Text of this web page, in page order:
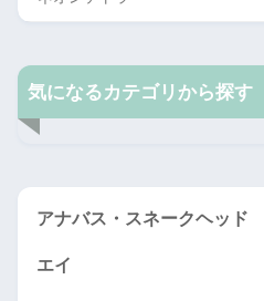
気になるカテゴリから探す
アナバス・スネークヘッド
エイ